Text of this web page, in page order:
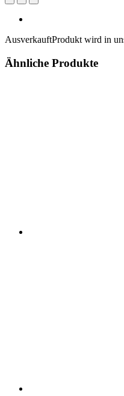
AusverkauftProdukt wird in
Ähnliche Produkte